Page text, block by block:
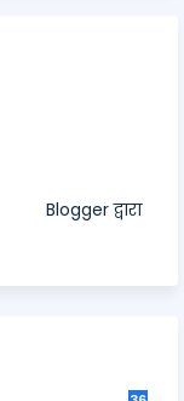
Blogger द्वारा